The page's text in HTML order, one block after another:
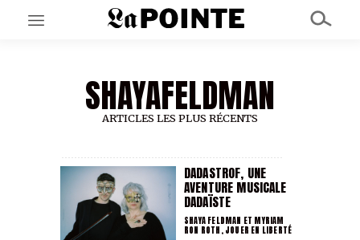
EN CE MOMENT
GRAND ANGLE
AU LARGE
À PROPOS
NOS PARTENAIRES
SHAYAFELDMAN
ARTICLES LES PLUS RÉCENTS
DADASTROF, UNE
AVENTURE MUSICALE
DADAÏSTE
SHAYA FELDMAN ET MYRIAM
RON ROTH, JOUER EN LIBERTÉ